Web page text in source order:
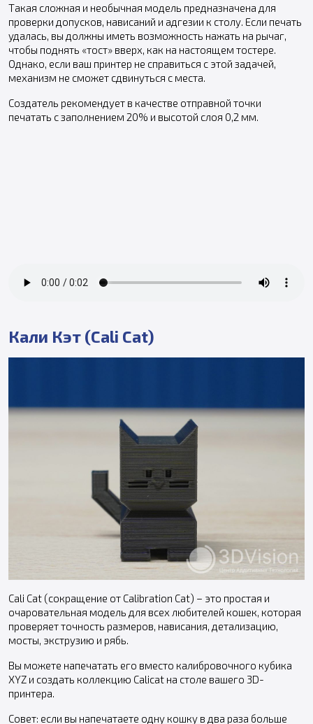
Такая сложная и необычная модель предназначена для
проверки допусков, нависаний и адгезии к столу. Если печать
удалась, вы должны иметь возможность нажать на рычаг,
чтобы поднять «тост» вверх, как на настоящем тостере.
Однако, если ваш принтер не справиться с этой задачей,
механизм не сможет сдвинуться с места.
Создатель рекомендует в качестве отправной точки
печатать с заполнением 20% и высотой слоя 0,2 мм.
Кали Кэт (Cali Cat)
Cali Cat (сокращение от Calibration Cat) – это простая и
очаровательная модель для всех любителей кошек, которая
проверяет точность размеров, нависания, детализацию,
мосты, экструзию и рябь.
Вы можете напечатать его вместо калибровочного кубика
XYZ и создать коллекцию Calicat на столе вашего 3D-
принтера.
Совет: если вы напечатаете одну кошку в два раза больше